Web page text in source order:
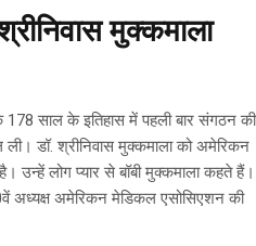
मुक्कमाला
साल के इतिहास में पहली बार संगठन की
डॉ. श्रीनिवास मुक्कमाला को अमेरिकन
उन्हें लोग प्यार से बॉबी मुक्कमाला कहते हैं।
अध्यक्ष अमेरिकन मेडिकल एसोसिएशन की